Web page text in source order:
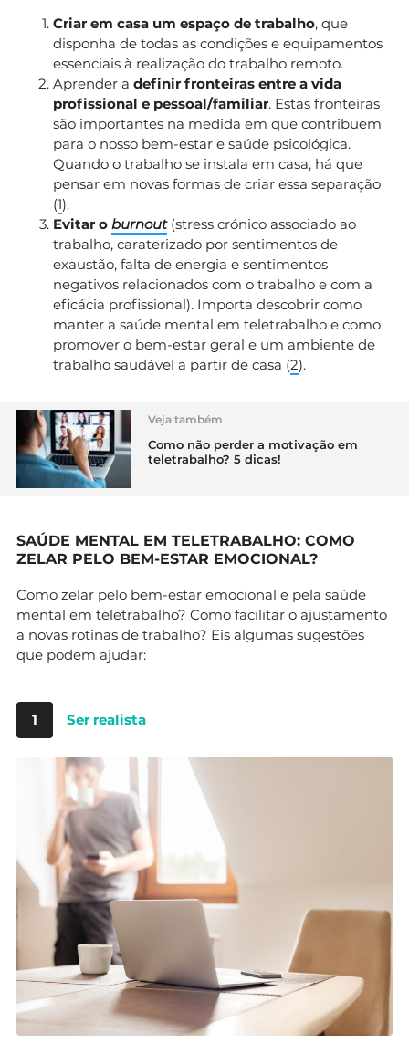
Criar em casa um espaço de trabalho, que
disponha de todas as condições e equipamentos
essenciais à realização do trabalho remoto.
Aprender a definir fronteiras entre a vida
profissional e pessoal/familiar. Estas fronteiras
são importantes na medida em que contribuem
para o nosso bem-estar e saúde psicológica.
Quando o trabalho se instala em casa, há que
pensar em novas formas de criar essa separação
(1).
Evitar o burnout(stress crónico associado ao
trabalho, caraterizado por sentimentos de
exaustão, falta de energia e sentimentos
negativos relacionados com o trabalho e com a
eficácia profissional). Importa descobrir como
manter a saúde mental em teletrabalho e como
promover o bem-estar geral e um ambiente de
trabalho saudável a partir de casa (2).
Veja também
Como não perder a motivação em
teletrabalho? 5 dicas!
SAÚDE MENTAL EM TELETRABALHO: COMO
ZELAR PELO BEM-ESTAR EMOCIONAL?
Como zelar pelo bem-estar emocional e pela saúde
mental em teletrabalho? Como facilitar o ajustamento
a novas rotinas de trabalho? Eis algumas sugestões
que podem ajudar:
1 Ser realista